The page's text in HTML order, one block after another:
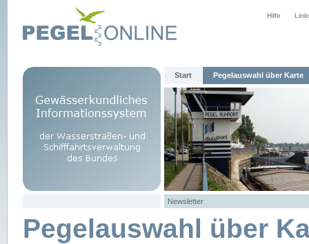
Hilfe
Start Pegelauswahl über Karte
Newsletter
Pegelauswahl über